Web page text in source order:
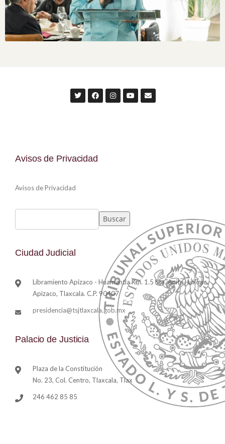
Avisos de Privacidad
Avisos de Privacidad
Buscar
Ciudad Judicial
Libramiento Apizaco - Huamantla Km. 1.5 Sta. Anita Huiloac,
Apizaco, Tlaxcala. C.P. 90407
presidencia@tsjtlaxcala.gob.mx
Palacio de Justicia
Plaza de la Constitución
No. 23, Col. Centro, Tlaxcala, Tlax
246 462 85 85